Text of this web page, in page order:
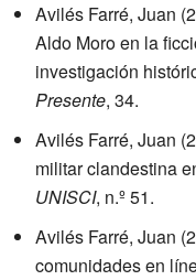
Avilés Farré, Juan
Aldo Moro en la
investigación
Presente, 34.
Avilés Farré, Juan
militar clandestina
UNISCI, n.º 51.
Avilés Farré, Juan
comunidades en